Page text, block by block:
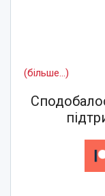
(більше…)